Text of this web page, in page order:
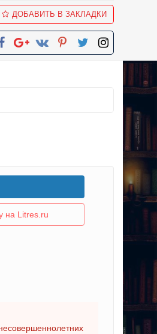
ДОБАВИТЬ В ЗАКЛАДКИ
на Litres.ru